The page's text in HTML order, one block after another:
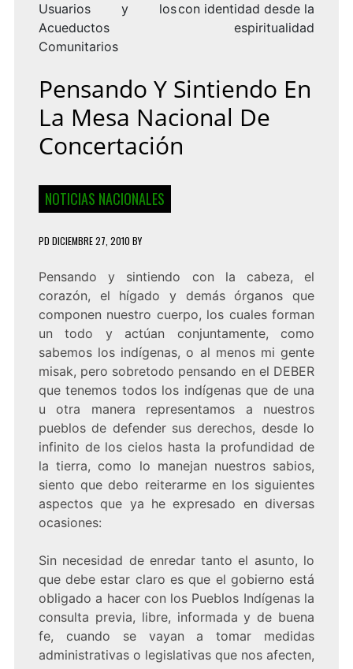
Usuarios y los
Acueductos
Comunitarios
con identidad desde la
espiritualidad
Pensando Y Sintiendo En
La Mesa Nacional De
Concertación
NOTICIAS NACIONALES
PD DICIEMBRE 27, 2010 BY
Pensando y sintiendo con la cabeza, el
corazón, el hígado y demás órganos que
componen nuestro cuerpo, los cuales forman
un todo y actúan conjuntamente, como
sabemos los indígenas, o al menos mi gente
misak, pero sobretodo pensando en el DEBER
que tenemos todos los indígenas que de una
u otra manera representamos a nuestros
pueblos de defender sus derechos, desde lo
infinito de los cielos hasta la profundidad de
la tierra, como lo manejan nuestros sabios,
siento que debo reiterarme en los siguientes
aspectos que ya he expresado en diversas
ocasiones:
Sin necesidad de enredar tanto el asunto, lo
que debe estar claro es que el gobierno está
obligado a hacer con los Pueblos Indígenas la
consulta previa, libre, informada y de buena
fe, cuando se vayan a tomar medidas
administrativas o legislativas que nos afecten,